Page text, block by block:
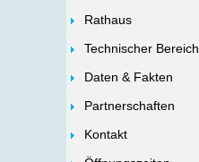
Rathaus
Technischer Bereich
Daten & Fakten
Partnerschaften
Kontakt